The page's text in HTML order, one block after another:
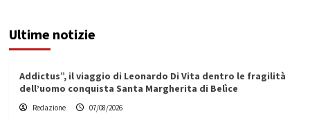
Ultime notizie
Addictus”, il viaggio di Leonardo Di Vita dentro le fragilità
dell’uomo conquista Santa Margherita di Belìce
Redazione 07/08/2026